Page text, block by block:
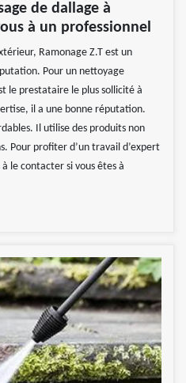
de dallage à
à un professionnel
Ramonage Z.T est un
Pour un nettoyage
le prestataire le plus sollicité à
il a une bonne réputation.
Il utilise des produits non
Pour profiter d’un travail d’expert
le contacter si vous êtes à